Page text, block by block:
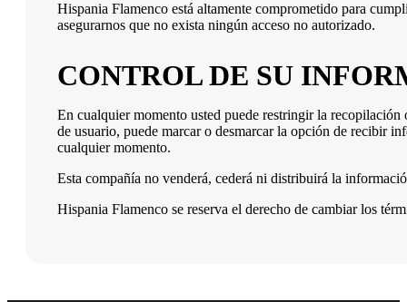
Hispania Flamenco está altamente comprometido para
asegurarnos que no exista ningún acceso no autorizado.
CONTROL DE SU
En cualquier momento usted puede restringir la
de usuario, puede marcar o desmarcar la opción de recibir
cualquier momento.
Esta compañía no venderá, cederá ni distribuirá la
Hispania Flamenco se reserva el derecho de cambiar los